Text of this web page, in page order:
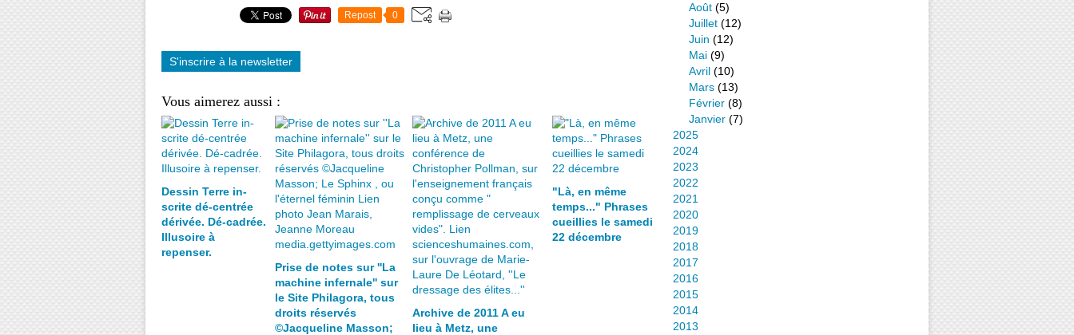
Repost 0
S'inscrire à la newsletter
Vous aimerez aussi :
Dessin Terre in-
scrite dé-centrée
dérivée. Dé-cadrée.
Illusoire à
repenser.
Prise de notes sur ''La
machine infernale'' sur
le Site Philagora, tous
droits réservés
©Jacqueline Masson;
Archive de 2011 A eu
lieu à Metz, une
"Là, en même
temps..." Phrases
cueillies le samedi
22 décembre
Août (5)
Juillet (12)
Juin (12)
Mai (9)
Avril (10)
Mars (13)
Février (8)
Janvier (7)
2025
2024
2023
2022
2021
2020
2019
2018
2017
2016
2015
2014
2013